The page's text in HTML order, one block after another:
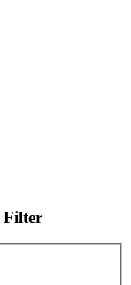
Filter